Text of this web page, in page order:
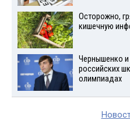
Осторожно,
кишечную
Чернышенко и
российских
олимпиадах